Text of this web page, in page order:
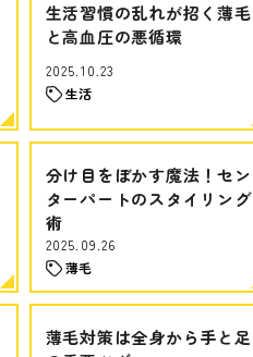
生活習慣の乱れが招く薄毛
と高血圧の悪循環
2025.10.23
生活
分け目をぼかす魔法！セン
ターパートのスタイリング
術
2025.09.26
薄毛
薄毛対策は全身から手と足